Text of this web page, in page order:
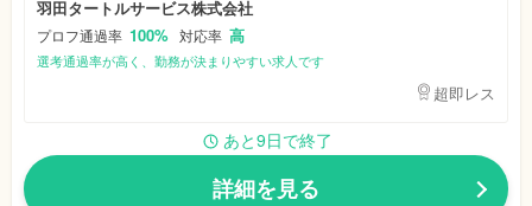
羽田タートルサービス株式会社
プロフ通過率 100% 対応率 高
選考通過率が高く、勤務が決まりやすい求人です
超即レス
あと9日で終了
詳細を見る